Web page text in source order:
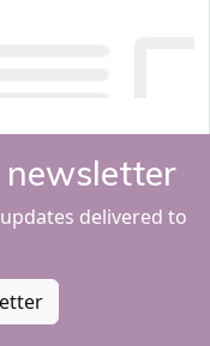
delivered to